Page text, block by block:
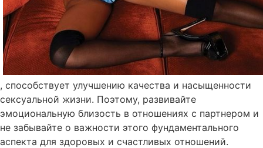
, способствует улучшению качества и насыщенности
сексуальной жизни. Поэтому, развивайте
эмоциональную близость в отношениях с партнером и
не забывайте о важности этого фундаментального
аспекта для здоровых и счастливых отношений.